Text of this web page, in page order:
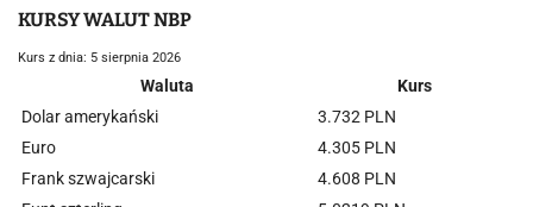
KURSY WALUT NBP
Kurs z dnia: 5 sierpnia 2026
Waluta
Kurs
Dolar amerykański
3.732 PLN
Euro
4.305 PLN
Frank szwajcarski
4.608 PLN